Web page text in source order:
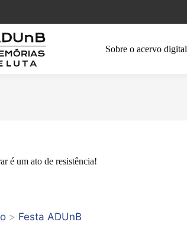
Sobre o acervo digital
é um ato de resistência!
> Festa ADUnB